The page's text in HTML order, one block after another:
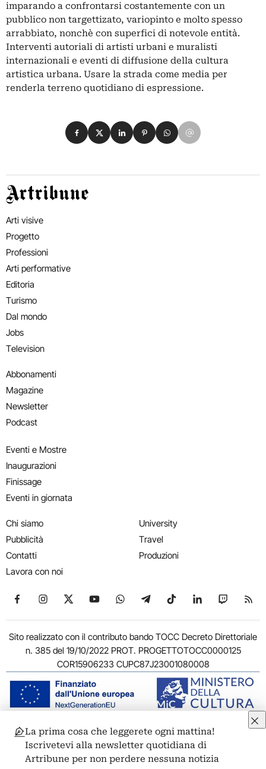
imparando a confrontarsi costantemente con un
pubblico non targettizato, variopinto e molto spesso
arrabbiato, nonchè con superfici di notevole entità.
Interventi autoriali di artisti urbani e muralisti
internazionali e eventi di diffusione della cultura
artistica urbana. Usare la strada come media per
renderla terreno quotidiano di espressione.
Condividi su Facebook
Condividi su X
Condividi su LinkedIn
Condividi su Pinterest
Condividi su WhatsApp
Condividi su Email
Artribune
Arti visive
Progetto
Professioni
Arti performative
Editoria
Turismo
Dal mondo
Jobs
Television
Abbonamenti
Magazine
Newsletter
Podcast
Eventi e Mostre
Inaugurazioni
Finissage
Eventi in giornata
Chi siamo
Pubblicità
Contatti
Lavora con noi
University
Travel
Produzioni
Seguici su Facebook
Seguici su Instagram
Seguici su X
Seguici su YouTube
Seguici su WhatsApp
Seguici su Telegram
Seguici su TikTok
Seguici su
Seguici
Sito realizzato con il contributo bando TOCC Decreto Direttoriale
n. 385 del 19/10/2022 PROT. PROGETTOTOCC0000125
COR15906233 CUPC87J23001080008
© 2011-2026 ARTRIBUNE srl – Corso Vittorio Emanuele II, 287 –
00186 Roma - P.I. 11381581005
Privacy: Responsabile della protezione dei dati personali
La prima cosa che leggerete ogni mattina!
Iscrivetevi alla newsletter quotidiana di
Artribune per non perdere nessuna notizia